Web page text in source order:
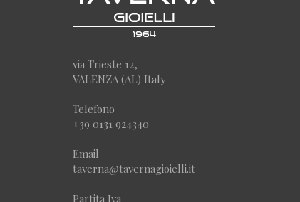
via Trieste 12,
VALENZA (AL) Italy
Telefono
+39 0131 924340
Email
taverna@tavernagioielli.it
Partita Iva